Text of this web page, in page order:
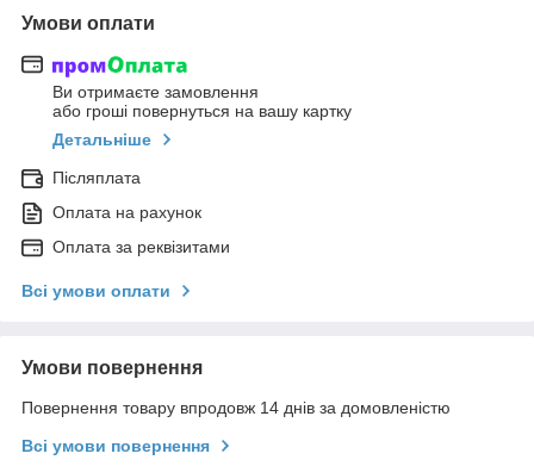
Умови оплати
Ви отримаєте замовлення
або гроші повернуться на вашу картку
Детальніше
Післяплата
Оплата на рахунок
Оплата за реквізитами
Всі умови оплати
Умови повернення
Повернення товару впродовж 14 днів за домовленістю
Всі умови повернення